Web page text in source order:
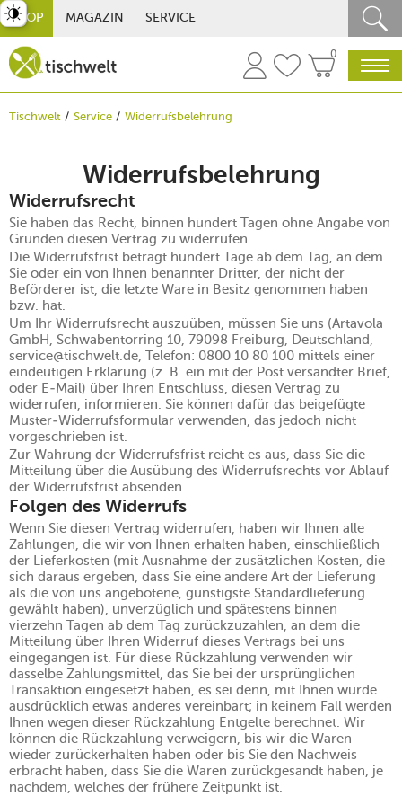
SHOP MAGAZIN SERVICE
0
Tischwelt Service Widerrufsbelehrung
Widerrufsbelehrung
Widerrufsrecht
Sie haben das Recht, binnen hundert Tagen ohne Angabe von
Gründen diesen Vertrag zu widerrufen.
Die Widerrufsfrist beträgt hundert Tage ab dem Tag, an dem
Sie oder ein von Ihnen benannter Dritter, der nicht der
Beförderer ist, die letzte Ware in Besitz genommen haben
bzw. hat.
Um Ihr Widerrufsrecht auszuüben, müssen Sie uns (Artavola
GmbH, Schwabentorring 10, 79098 Freiburg, Deutschland,
service@tischwelt.de, Telefon: 0800 10 80 100 mittels einer
eindeutigen Erklärung (z. B. ein mit der Post versandter Brief,
oder E-Mail) über Ihren Entschluss, diesen Vertrag zu
widerrufen, informieren. Sie können dafür das beigefügte
Muster-Widerrufsformular verwenden, das jedoch nicht
vorgeschrieben ist.
Zur Wahrung der Widerrufsfrist reicht es aus, dass Sie die
Mitteilung über die Ausübung des Widerrufsrechts vor Ablauf
der Widerrufsfrist absenden.
Folgen des Widerrufs
Wenn Sie diesen Vertrag widerrufen, haben wir Ihnen alle
Zahlungen, die wir von Ihnen erhalten haben, einschließlich
der Lieferkosten (mit Ausnahme der zusätzlichen Kosten, die
sich daraus ergeben, dass Sie eine andere Art der Lieferung
als die von uns angebotene, günstigste Standardlieferung
gewählt haben), unverzüglich und spätestens binnen
vierzehn Tagen ab dem Tag zurückzuzahlen, an dem die
Mitteilung über Ihren Widerruf dieses Vertrags bei uns
eingegangen ist. Für diese Rückzahlung verwenden wir
dasselbe Zahlungsmittel, das Sie bei der ursprünglichen
Transaktion eingesetzt haben, es sei denn, mit Ihnen wurde
ausdrücklich etwas anderes vereinbart; in keinem Fall werden
Ihnen wegen dieser Rückzahlung Entgelte berechnet. Wir
können die Rückzahlung verweigern, bis wir die Waren
wieder zurückerhalten haben oder bis Sie den Nachweis
erbracht haben, dass Sie die Waren zurückgesandt haben, je
nachdem, welches der frühere Zeitpunkt ist.
umschalten